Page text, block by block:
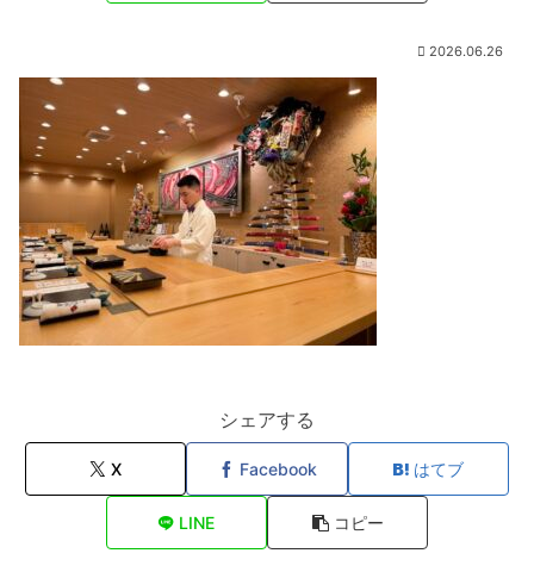
2026.06.26
シェアする
X Facebook はてブ
LINE コピー